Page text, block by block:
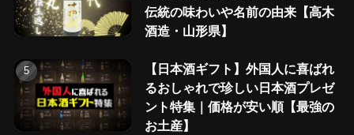
伝統の味わいや名前の由来【高木
酒造・山形県】
【日本酒ギフト】外国人に喜ばれ
るおしゃれで珍しい日本酒プレゼ
ント特集｜価格が安い順【最強の
お土産】